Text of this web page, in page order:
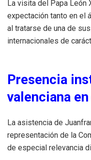
La visita del Papa León
expectación tanto en el
al tratarse de una de
internacionales de
Presencia
valenciana
La asistencia de
representación de la
de especial relevancia